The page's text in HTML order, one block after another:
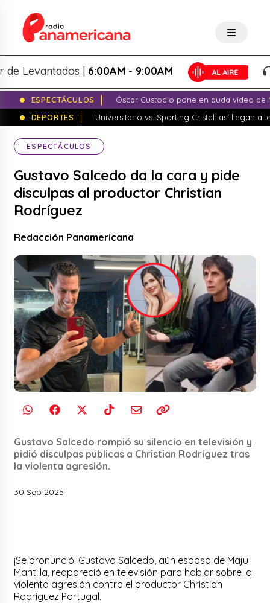
|6:00AM - 9:00AM
ESPECTÁCULOS
Óscar Custodio pone en duda video de
DEPORTES
Universitario vs. Sporting Cristal: así llegan al
ESPECTÁCULOS
Gustavo Salcedo da la cara y pide
disculpas al productor Christian
Rodríguez
Redacción Panamericana
Gustavo Salcedo rompió su silencio en televisión y
pidió disculpas públicas a Christian Rodríguez tras
la violenta agresión.
30 Sep 2025
¡Se pronunció! Gustavo Salcedo, aún esposo de Maju
Mantilla, reapareció en televisión para hablar sobre la
violenta agresión contra el productor Christian
Rodríguez Portugal.